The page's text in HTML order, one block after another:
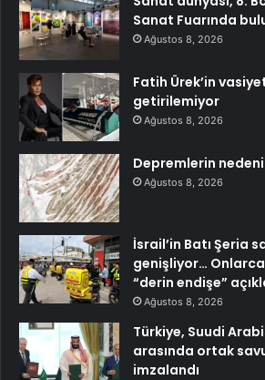
Sanat Fuarında
Ağustos 8, 2026
Fatih Ürek’in
getirilemiyor
Ağustos 8, 2026
Depremlerin
Ağustos 8, 2026
İsrail’in Batı Şeria
genişliyor… Onlarca
“derin endişe”
Ağustos 8, 2026
Türkiye, Suudi
arasında ortak
imzalandı